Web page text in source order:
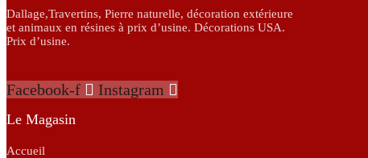
Dallage,Travertins, Pierre naturelle, décoration extérieure
et animaux en résines à prix d’usine. Décorations USA.
Prix d’usine.
Facebook-f Instagram
Le Magasin
Accueil